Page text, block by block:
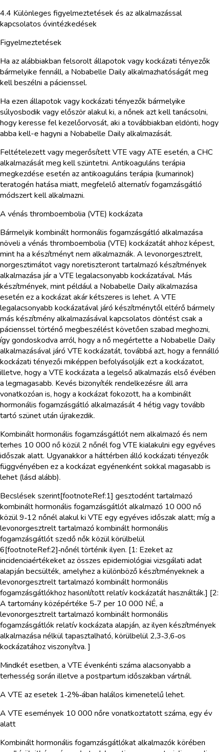
4.4 Különleges figyelmeztetések és az alkalmazással
kapcsolatos óvintézkedések
Figyelmeztetések
Ha az alábbiakban felsorolt állapotok vagy kockázati tényezők
bármelyike fennáll, a Nobabelle Daily alkalmazhatóságát meg
kell beszélni a pácienssel.
Ha ezen állapotok vagy kockázati tényezők bármelyike
súlyosbodik vagy először alakul ki, a nőnek azt kell tanácsolni,
hogy keresse fel kezelőorvosát, aki a továbbiakban eldönti, hogy
abba kell-e hagyni a Nobabelle Daily alkalmazását.
Feltételezett vagy megerősített VTE vagy ATE esetén, a CHC
alkalmazását meg kell szüntetni. Antikoaguláns terápia
megkezdése esetén az antikoaguláns terápia (kumarinok)
teratogén hatása miatt, megfelelő alternatív fogamzásgátló
módszert kell alkalmazni.
A vénás thromboembolia (VTE) kockázata
Bármelyik kombinált hormonális fogamzásgátló alkalmazása
növeli a vénás thromboembolia (VTE) kockázatát ahhoz képest,
mint ha a készítményt nem alkalmaznák. A levonorgesztrelt,
norgesztimátot vagy noretiszteront tartalmazó készítmények
alkalmazása jár a VTE legalacsonyabb kockázatával. Más
készítmények, mint például a Nobabelle Daily alkalmazása
esetén ez a kockázat akár kétszeres is lehet. A VTE
legalacsonyabb kockázatával járó készítménytől eltérő bármely
más készítmény alkalmazásával kapcsolatos döntést csak a
pácienssel történő megbeszélést követően szabad meghozni,
így gondoskodva arról, hogy a nő megértette a Nobabelle Daily
alkalmazásával járó VTE kockázatát, továbbá azt, hogy a fennálló
kockázati tényezői miképpen befolyásolják ezt a kockázatot,
illetve, hogy a VTE kockázata a legelső alkalmazás első évében
a legmagasabb. Kevés bizonyíték rendelkezésre áll arra
vonatkozóan is, hogy a kockázat fokozott, ha a kombinált
hormonális fogamzásgátló alkalmazását 4 hétig vagy tovább
tartó szünet után újrakezdik.
Kombinált hormonális fogamzásgátlót nem alkalmazó és nem
terhes 10 000 nő közül 2 nőnél fog VTE kialakulni egy egyéves
időszak alatt. Ugyanakkor a háttérben álló kockázati tényezők
függvényében ez a kockázat egyénenként sokkal magasabb is
lehet (lásd alább).
Becslések szerint[footnoteRef:1] gesztodént tartalmazó
kombinált hormonális fogamzásgátlót alkalmazó 10 000 nő
közül 9‑12 nőnél alakul ki VTE egy egyéves időszak alatt; míg a
levonorgesztrelt tartalmazó kombinált hormonális
fogamzásgátlót szedő nők közül körülbelül
6[footnoteRef:2]‑nőnél történik ilyen. [1: Ezeket az
incidenciaértékeket az összes epidemiológiai vizsgálati adat
alapján becsülték, amelyhez a különböző készítményeknek a
levonorgesztrelt tartalmazó kombinált hormonális
fogamzásgátlókhoz hasonlított relatív kockázatát használták.] [2:
A tartomány középértéke 5‑7 per 10 000 NÉ, a
levonorgesztrelt tartalmazó kombinált hormonális
fogamzásgátlók relatív kockázata alapján, az ilyen készítmények
alkalmazása nélkül tapasztalható, körülbelül 2,3‑3,6‑os
kockázatához viszonyítva. ]
Mindkét esetben, a VTE évenkénti száma alacsonyabb a
terhesség során illetve a postpartum időszakban vártnál.
A VTE az esetek 1‑2%‑ában halálos kimenetelű lehet.
A VTE események 10 000 nőre vonatkoztatott száma, egy év
alatt
Kombinált hormonális fogamzásgátlókat alkalmazók körében